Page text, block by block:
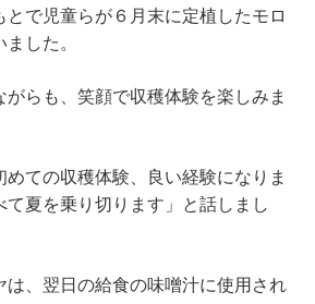
とで児童らが６月末に定植したモロ
した。
がらも、笑顔で収穫体験を楽しみま
ての収穫体験、良い経験になりま
て夏を乗り切ります」と話しまし
は、翌日の給食の味噌汁に使用され